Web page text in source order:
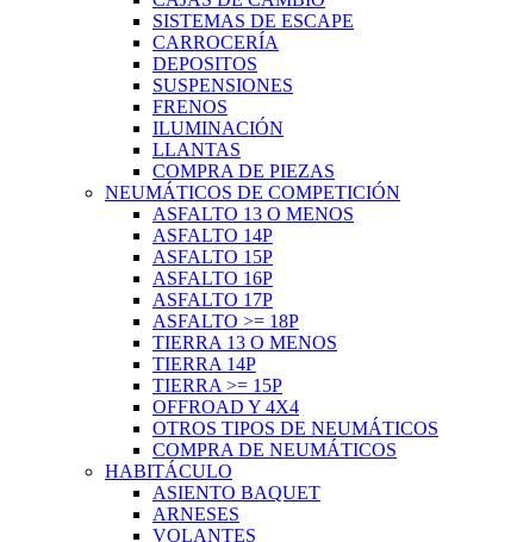
SISTEMAS DE ESCAPE
CARROCERÍA
DEPOSITOS
SUSPENSIONES
FRENOS
ILUMINACIÓN
LLANTAS
COMPRA DE PIEZAS
NEUMÁTICOS DE COMPETICIÓN
ASFALTO 13 O MENOS
ASFALTO 14P
ASFALTO 15P
ASFALTO 16P
ASFALTO 17P
ASFALTO >= 18P
TIERRA 13 O MENOS
TIERRA 14P
TIERRA >= 15P
OFFROAD Y 4X4
OTROS TIPOS DE NEUMÁTICOS
COMPRA DE NEUMÁTICOS
HABITÁCULO
ASIENTO BAQUET
ARNESES
VOLANTES